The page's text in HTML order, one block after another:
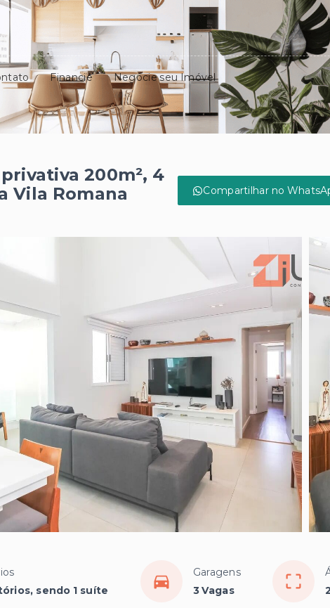
Financie Negocie seu Imóvel
200m², 4
Vila Romana
Compartilhar no
sendo 1 suíte
Garagens
3 Vagas